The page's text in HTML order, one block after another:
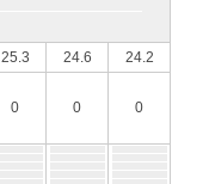
25.3 24.6 24.2
0 0 0